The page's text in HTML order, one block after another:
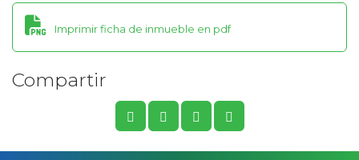
Imprimir ficha de inmueble en pdf
Compartir